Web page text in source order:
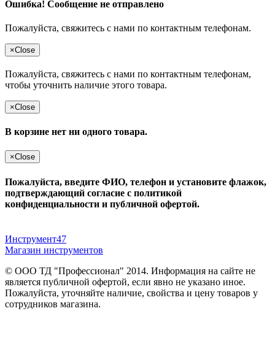
Ошибка! Сообщение не отправлено
Пожалуйста, свяжитесь с нами по контактным телефонам.
×Close
Пожалуйста, свяжитесь с нами по контактным телефонам,
чтобы уточнить наличие этого товара.
×Close
В корзине нет ни одного товара.
×Close
Пожалуйста, введите ФИО, телефон и установите флажок,
подтверждающий согласие с политикой
конфиденциальности и публичной офертой.
Инструмент47
Магазин инструментов
© ООО ТД "Профессионал" 2014. Информация на сайте не
является публичной офертой, если явно не указано иное.
Пожалуйста, уточняйте наличие, свойства и цену товаров у
сотрудников магазина.